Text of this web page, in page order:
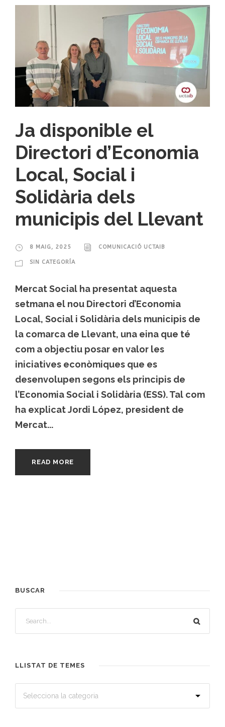
Ja disponible el
Directori d’Economia
Local, Social i
Solidària dels
municipis del Llevant
8 MAIG, 2025 COMUNICACIÓ UCTAIB
SIN CATEGORÍA
Mercat Social ha presentat aquesta
setmana el nou Directori d’Economia
Local, Social i Solidària dels municipis de
la comarca de Llevant, una eina que té
com a objectiu posar en valor les
iniciatives econòmiques que es
desenvolupen segons els principis de
l’Economia Social i Solidària (ESS). Tal com
ha explicat Jordi López, president de
Mercat...
READ MORE
BUSCAR
LLISTAT DE TEMES